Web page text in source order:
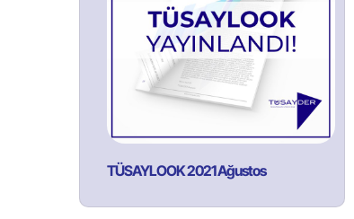
TÜSAYLOOK 2021 Ağustos